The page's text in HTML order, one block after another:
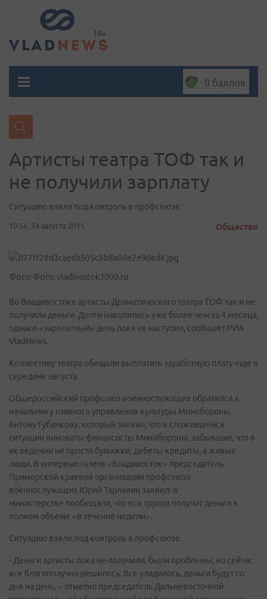
0 баллов
Артисты театра ТОФ так и
не получили зарплату
Ситуацию взяли под контроль в профсоюзе
10:54, 24 августа 2015 Общество
Фото: Фото: vladivostok3000.ru
Во Владивостоке артисты Драматического театра ТОФ так и не
получили деньги. Долги накопились уже более чем за 4 месяца,
однако «зарплатный» день пока не наступил, сообщает РИА
VladNews.
Коллективу театра обещали выплатить заработную плату еще в
середине августа.
Общероссийский профсоюз военнослужащих обратился к
начальнику главного управления культуры Минобороны
Антону Губанкову, который заявил, что в сложившейся
ситуации виноваты финансисты Минобороны, забывшие, что в
их ведении не просто бумажки, дебеты-кредиты, а живые
люди. В интервью газете «Владивосток» председатель
Приморской краевой организации профсоюза
военнослужащих Юрий Тарлавин заявил: в
министерстве пообещали, что вся труппа получит деньги в
полном объеме «в течение недели».
Ситуацию взяли под контроль в профсоюзе.
- Деньги артисты пока не получили, были проблемы, но сейчас
все благополучно решилось. Все уладилось, деньги будут со
дня на день, – отметил председатель Дальневосточной